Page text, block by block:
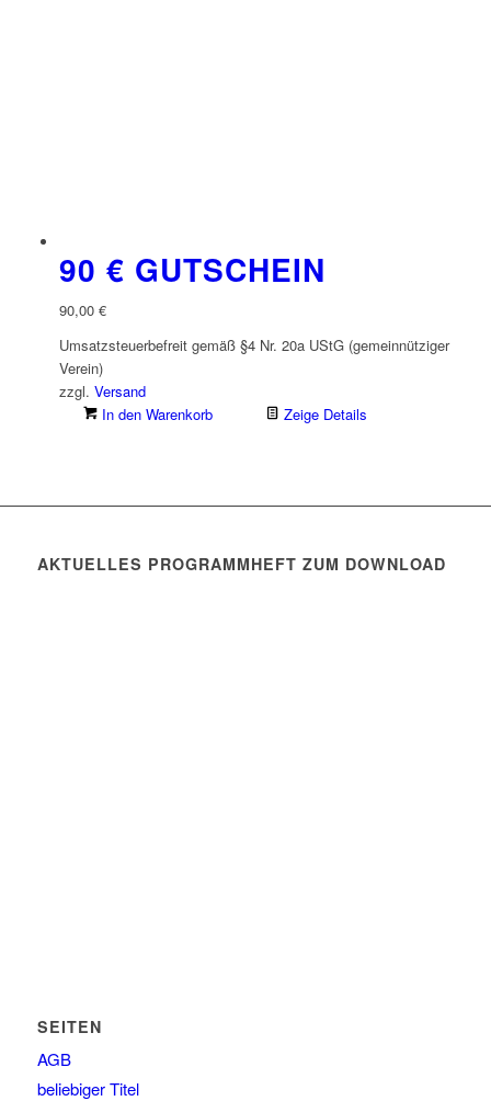
90 € GUTSCHEIN
90,00 €
Umsatzsteuerbefreit gemäß §4 Nr. 20a UStG (gemeinnütziger
Verein)
zzgl. Versand
In den Warenkorb
Zeige Details
AKTUELLES PROGRAMMHEFT ZUM DOWNLOAD
SEITEN
AGB
beliebiger Titel